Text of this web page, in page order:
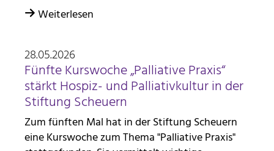
Weiterlesen
28.05.2026
Fünfte Kurswoche „Palliative Praxis“
stärkt Hospiz- und Palliativkultur in der
Stiftung Scheuern
Zum fünften Mal hat in der Stiftung Scheuern
eine Kurswoche zum Thema "Palliative Praxis"